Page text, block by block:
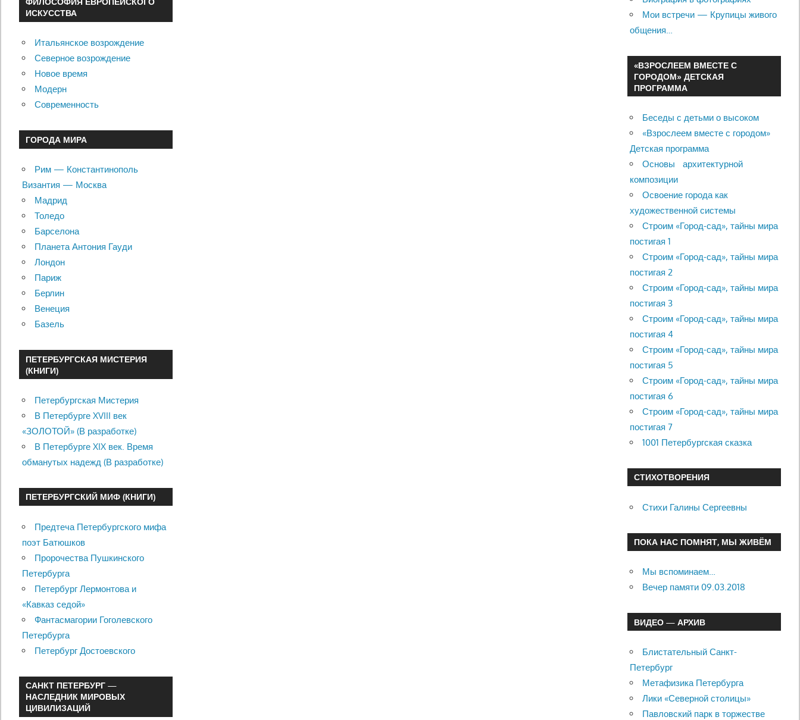
ИСКУССТВА
Итальянское возрождение
Северное возрождение
Новое время
Модерн
Современность
ГОРОДА МИРА
Рим — Константинополь
Византия — Москва
Мадрид
Толедо
Барселона
Планета Антония Гауди
Лондон
Париж
Берлин
Венеция
Базель
ПЕТЕРБУРГСКАЯ МИСТЕРИЯ
(КНИГИ)
Петербургская Мистерия
В Петербурге XVIII век
«ЗОЛОТОЙ» (В разработке)
В Петербурге XIX век. Время
обманутых надежд (В разработке)
ПЕТЕРБУРГСКИЙ МИФ (КНИГИ)
Предтеча Петербургского мифа
поэт Батюшков
Пророчества Пушкинского
Петербурга
Петербург Лермонтова и
«Кавказ седой»
Фантасмагории Гоголевского
Петербурга
Петербург Достоевского
САНКТ ПЕТЕРБУРГ —
НАСЛЕДНИК МИРОВЫХ
ЦИВИЛИЗАЦИЙ
Мои встречи — Крупицы живого
общения…
«ВЗРОСЛЕЕМ ВМЕСТЕ С
ГОРОДОМ» ДЕТСКАЯ
ПРОГРАММА
Беседы с детьми о высоком
«Взрослеем вместе с городом»
Детская программа
Основы архитектурной
композиции
Освоение города как
художественной системы
Строим «Город-сад», тайны мира
постигая 1
Строим «Город-сад», тайны мира
постигая 2
Строим «Город-сад», тайны мира
постигая 3
Строим «Город-сад», тайны мира
постигая 4
Строим «Город-сад», тайны мира
постигая 5
Строим «Город-сад», тайны мира
постигая 6
Строим «Город-сад», тайны мира
постигая 7
1001 Петербургская сказка
СТИХОТВОРЕНИЯ
Стихи Галины Сергеевны
ПОКА НАС ПОМНЯТ, МЫ ЖИВЁМ
Мы вспоминаем…
Вечер памяти 09.03.2018
ВИДЕО — АРХИВ
Блистательный Санкт-
Петербург
Метафизика Петербурга
Лики «Северной столицы»
Павловский парк в торжестве